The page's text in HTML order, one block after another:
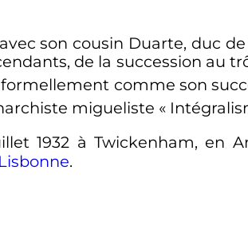
son cousin Duarte, duc
de la succession au
comme son
migueliste «
1932 à Twickenham, en
Lisbonne.